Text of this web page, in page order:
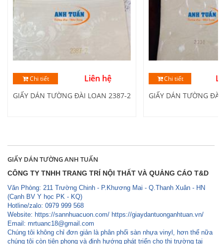
Chi tiết Liên hệ
GIẤY DÁN TƯỜNG ĐÀI LOAN 2387-2
Chi tiết
GIẤY DÁN TƯỜNG
GIẤY DÁN TƯỜNG ANH TUẤN
CÔNG TY TNHH TRANG TRÍ NỘI THẤT VÀ QUẢNG CÁO T&D
Văn Phòng: 211 Trường Chinh - P.Khương Mai - Q.Thanh Xuân - HN
(Cạnh BV Y học PK - KQ)
Hotline/zalo: 0979 999 568
Website: https://sannhuacuon.com/ https://giaydantuonganhtuan.vn/
Email: mrtuanc18@gmail.com
Chúng tôi không chỉ đơn giản là phân phối sàn nhựa vinyl, hơn thế nữa
chúng tôi còn tiên phong và định hướng phát triển cho thị trường tại